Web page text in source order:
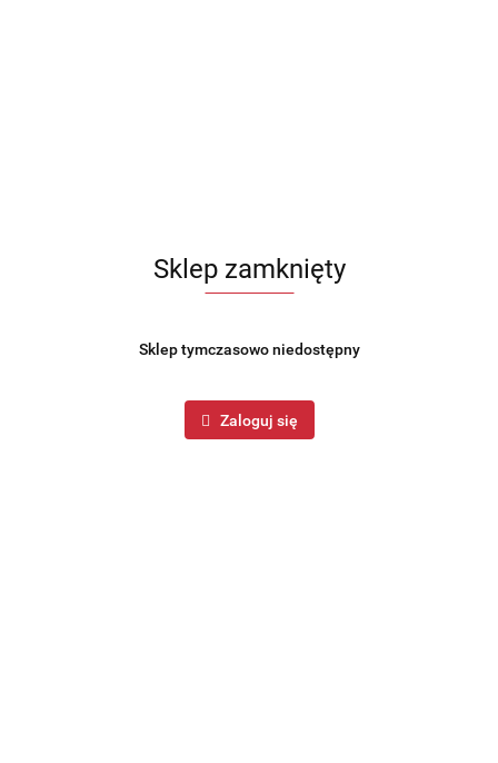
Sklep zamknięty
Sklep tymczasowo niedostępny
Zaloguj się